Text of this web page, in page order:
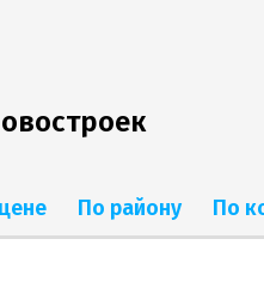
По району По